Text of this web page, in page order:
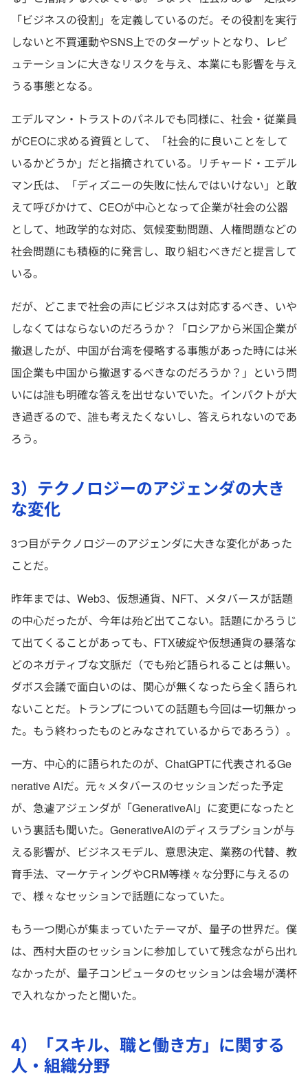
「ビジネスの役割」を定義しているのだ。その役割を実行
しないと不買運動やSNS上でのターゲットとなり、レピ
ュテーションに大きなリスクを与え、本業にも影響を与え
うる事態となる。
エデルマン・トラストのパネルでも同様に、社会・従業員
がCEOに求める資質として、「社会的に良いことをして
いるかどうか」だと指摘されている。リチャード・エデル
マン氏は、「ディズニーの失敗に怯んではいけない」と敢
えて呼びかけて、CEOが中心となって企業が社会の公器
として、地政学的な対応、気候変動問題、人権問題などの
社会問題にも積極的に発言し、取り組むべきだと提言して
いる。
だが、どこまで社会の声にビジネスは対応するべき、いや
しなくてはならないのだろうか？「ロシアから米国企業が
撤退したが、中国が台湾を侵略する事態があった時には米
国企業も中国から撤退するべきなのだろうか？」という問
いには誰も明確な答えを出せないでいた。インパクトが大
き過ぎるので、誰も考えたくないし、答えられないのであ
ろう。
3）テクノロジーのアジェンダの大き
な変化
3つ目がテクノロジーのアジェンダに大きな変化があった
ことだ。
昨年までは、Web3、仮想通貨、NFT、メタバースが話題
の中心だったが、今年は殆ど出てこない。話題にかろうじ
て出てくることがあっても、FTX破綻や仮想通貨の暴落な
どのネガティブな文脈だ（でも殆ど語られることは無い。
ダボス会議で面白いのは、関心が無くなったら全く語られ
ないことだ。トランプについての話題も今回は一切無かっ
た。もう終わったものとみなされているからであろう）。
一方、中心的に語られたのが、ChatGPTに代表されるGe
nerative AIだ。元々メタバースのセッションだった予定
が、急遽アジェンダが「GenerativeAI」に変更になったと
いう裏話も聞いた。GenerativeAIのディスラプションが与
える影響が、ビジネスモデル、意思決定、業務の代替、教
育手法、マーケティングやCRM等様々な分野に与えるの
で、様々なセッションで話題になっていた。
もう一つ関心が集まっていたテーマが、量子の世界だ。僕
は、西村大臣のセッションに参加していて残念ながら出れ
なかったが、量子コンピュータのセッションは会場が満杯
で入れなかったと聞いた。
4）「スキル、職と働き方」に関する
人・組織分野